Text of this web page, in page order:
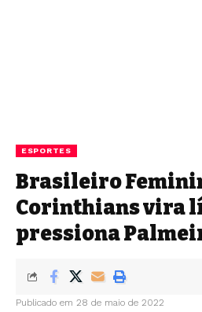
ESPORTES
Brasileiro
Corinthians vira
pressiona
Publicado em 28 de maio de 2022